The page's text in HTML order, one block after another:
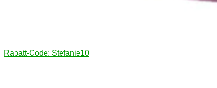
Rabatt-Code: Stefanie10